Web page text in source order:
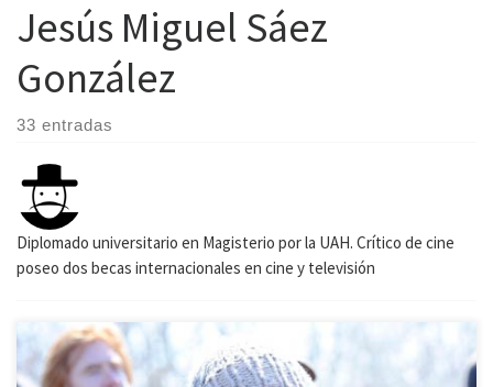
Jesús Miguel Sáez
González
33 entradas
Diplomado universitario en Magisterio por la UAH. Crítico de cine
poseo dos becas internacionales en cine y televisión